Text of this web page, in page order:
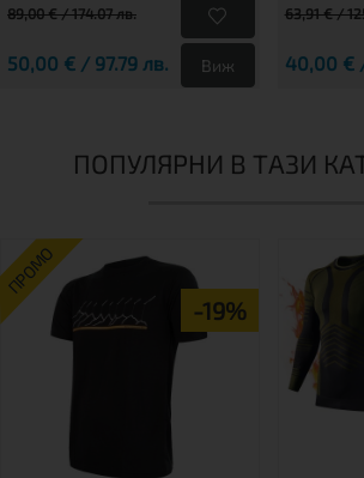
89,00 € / 174.07 лв.
50,00 € / 97.79 лв. Виж
63,91 € /
40,00 €
ПОПУЛЯРНИ В ТАЗИ
ПРОМО
-19%